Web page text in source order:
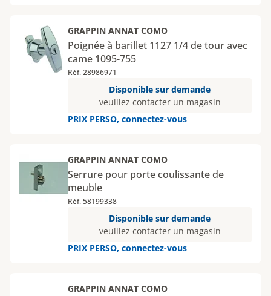
GRAPPIN ANNAT COMO
Poignée à barillet 1127 1/4 de tour avec
came 1095-755
Réf. 28986971
Disponible sur demande
veuillez contacter un magasin
PRIX PERSO, connectez-vous
GRAPPIN ANNAT COMO
Serrure pour porte coulissante de
meuble
Réf. 58199338
Disponible sur demande
veuillez contacter un magasin
PRIX PERSO, connectez-vous
GRAPPIN ANNAT COMO